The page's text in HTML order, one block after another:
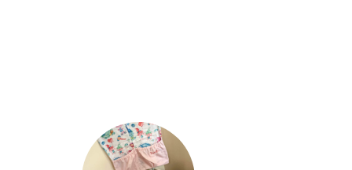
Ennek